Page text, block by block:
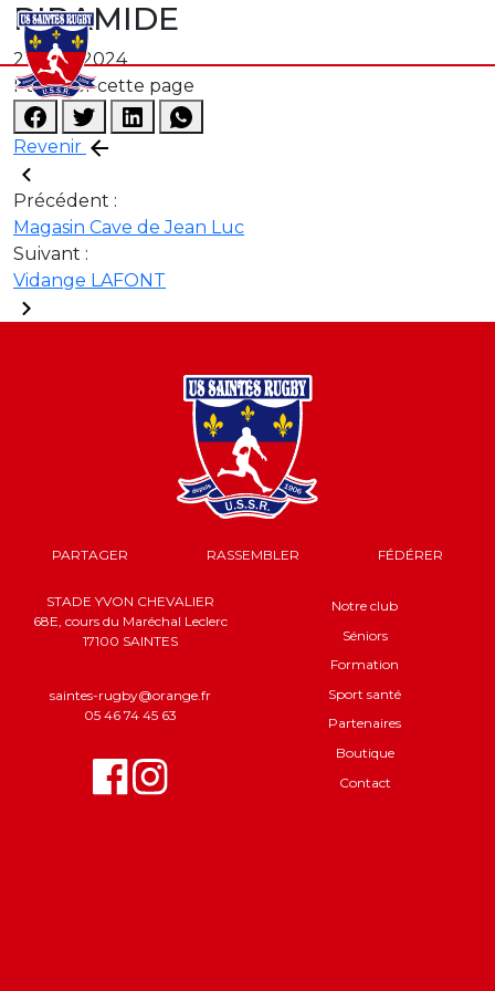
PIRAMIDE
21 août 2024
Revenir
Partager cette page
Précédent :
Magasin Cave de Jean Luc
Suivant :
Vidange LAFONT
PARTAGER RASSEMBLER FÉDÉRER
STADE YVON CHEVALIER
68E, cours du Maréchal Leclerc
17100 SAINTES
saintes-rugby@orange.fr
05 46 74 45 63
Notre club
Séniors
Formation
Sport santé
Partenaires
Boutique
Contact